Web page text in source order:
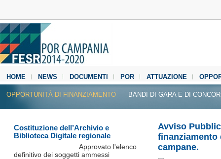
HOME NEWS DOCUMENTI POR ATTUAZIONE
MEDIA CENTER
OPPORTUNITÀ DI FINANZIAMENTO BANDI DI GARA E DI
Avviso
finanziamento
campane.
Costituzione dell’Archivio e
Biblioteca Digitale regionale
Approvato l'elenco
definitivo dei soggetti ammessi